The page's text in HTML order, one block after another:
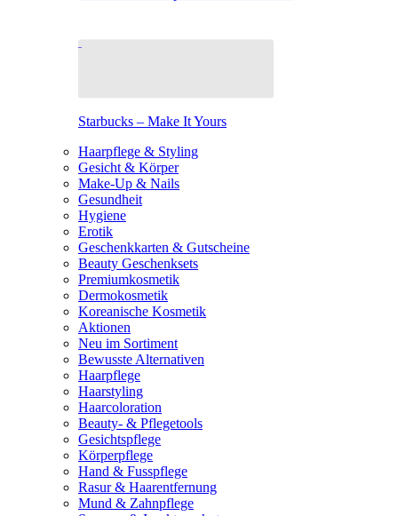
Starbucks – Make It Yours
Haarpflege & Styling
Gesicht & Körper
Make-Up & Nails
Gesundheit
Hygiene
Erotik
Geschenkkarten & Gutscheine
Beauty Geschenksets
Premiumkosmetik
Dermokosmetik
Koreanische Kosmetik
Aktionen
Neu im Sortiment
Bewusste Alternativen
Haarpflege
Haarstyling
Haarcoloration
Beauty- & Pflegetools
Gesichtspflege
Körperpflege
Hand & Fusspflege
Rasur & Haarentfernung
Mund & Zahnpflege